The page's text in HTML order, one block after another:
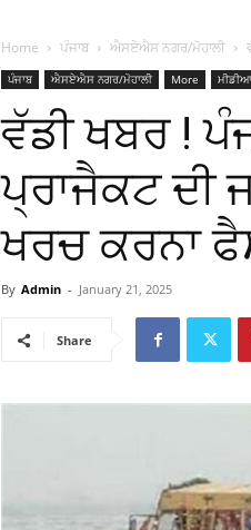
Home ਪੰਜਾਬ ਐਸਏਐਸ ਨਗਰ/ਮੋਹਾਲੀ
ਪੰਜਾਬ ਐਸਏਐਸ ਨਗਰ/ਮੋਹਾਲੀ More ਮੀਡੀਆ
ਵੱਡੀ ਖਬਰ !
ਪ੍ਰਾਜੈਕਟ ਦੀ
ਖਰਚ ਕਰਨਾ
By Admin - January 21, 2025
Share